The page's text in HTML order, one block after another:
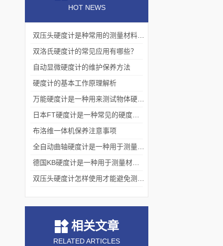
HOT NEWS
双洛氏硬度计的常见应用有哪些？
自动显微硬度计的维护保养方法
硬度计的基本工作原理解析
布洛维一体机保养注意事项
相关文章
RELATED ARTICLES